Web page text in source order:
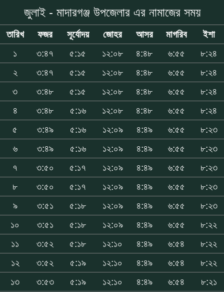
জুলাই - মাদারগঞ্জ উপজেলার এর নামাজের সময়
তারিখ ফজর সূর্যোদয় জোহর আসর মাগরিব
ইশা
১
৩:৪৭ ৫:১৫ ১২:০৮ ৪:৪৮ ৬:৫৫
৮:২৪
২
৩:৪৭ ৫:১৫ ১২:০৮ ৪:৪৮ ৬:৫৫
৮:২৪
৩
৩:৪৮ ৫:১৫ ১২:০৮ ৪:৪৮ ৬:৫৫
৮:২৪
৪
৩:৪৮ ৫:১৬ ১২:০৮ ৪:৪৮ ৬:৫৫
৮:২৪
৫
৩:৪৯ ৫:১৬ ১২:০৯ ৪:৪৯ ৬:৫৫
৮:২৩
৬
৩:৪৯ ৫:১৬ ১২:০৯ ৪:৪৯ ৬:৫৫
৮:২৩
৭
৩:৫০ ৫:১৭ ১২:০৯ ৪:৪৯ ৬:৫৫
৮:২৩
৮
৩:৫০ ৫:১৭ ১২:০৯ ৪:৪৯ ৬:৫৫
৮:২৩
৯
৩:৫১ ৫:১৮ ১২:০৯ ৪:৪৯ ৬:৫৫
৮:২৩
১০
৩:৫১ ৫:১৮ ১২:০৯ ৪:৪৯ ৬:৫৫
৮:২২
১১
৩:৫২ ৫:১৮ ১২:১০ ৪:৪৯ ৬:৫৪
৮:২২
১২
৩:৫২ ৫:১৯ ১২:১০ ৪:৪৯ ৬:৫৪
৮:২২
১৩
৩:৫৩ ৫:১৯ ১২:১০ ৪:৪৯ ৬:৫৪
৮:২১